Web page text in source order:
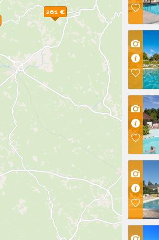
261 €